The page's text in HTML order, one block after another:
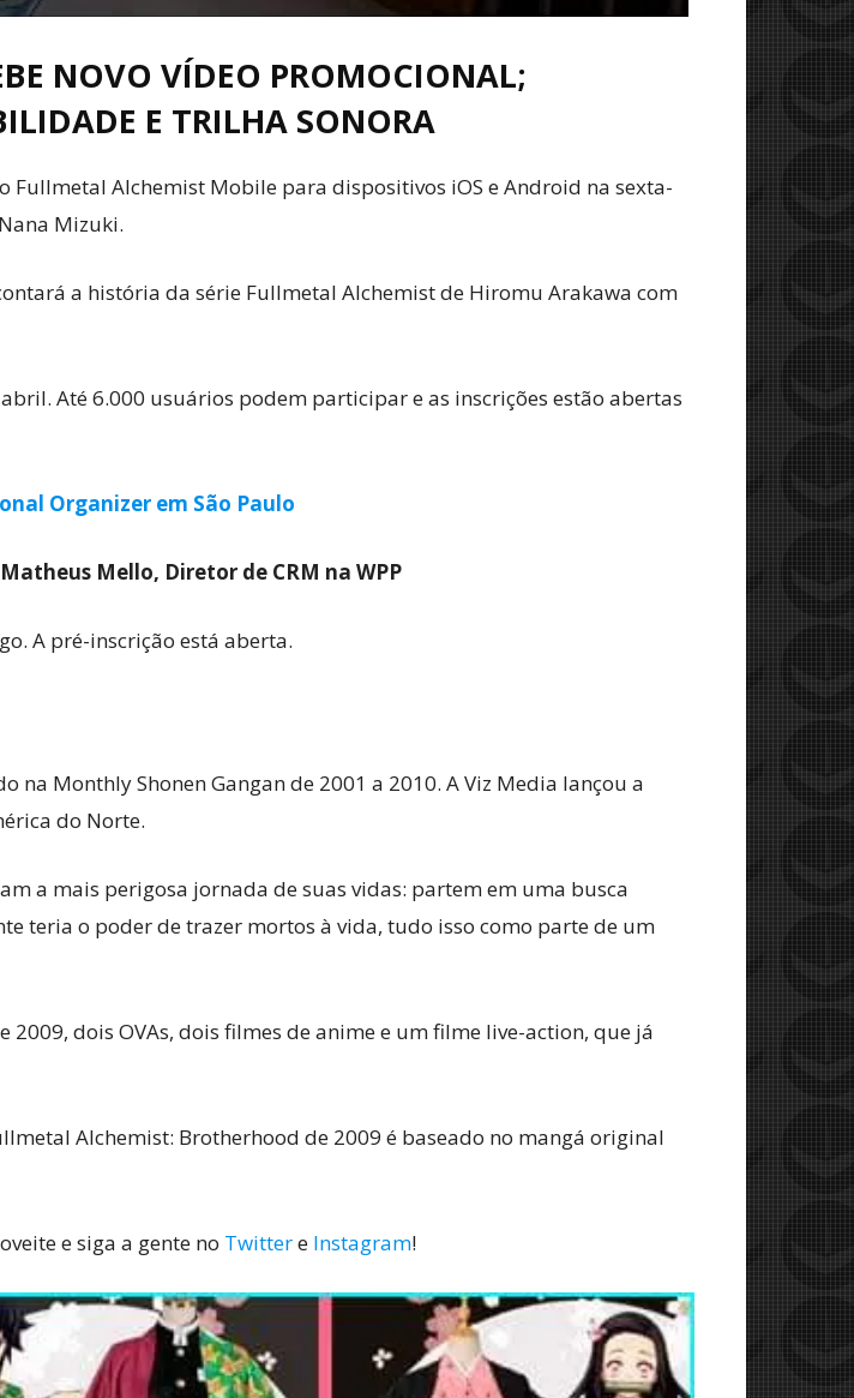
NOVO VÍDEO PROMOCIONAL;
E TRILHA SONORA
Fullmetal Alchemist Mobile para dispositivos iOS e Android na sexta-
Mizuki.
a história da série Fullmetal Alchemist de Hiromu Arakawa com
Até 6.000 usuários podem participar e as inscrições estão abertas
Organizer em São Paulo
Mello, Diretor de CRM na WPP
A pré-inscrição está aberta.
Monthly Shonen Gangan de 2001 a 2010. A Viz Media lançou a
do Norte.
a mais perigosa jornada de suas vidas: partem em uma busca
teria o poder de trazer mortos à vida, tudo isso como parte de um
dois OVAs, dois filmes de anime e um filme live-action, que já
Alchemist: Brotherhood de 2009 é baseado no mangá original
e siga a gente no Twittere Instagram!